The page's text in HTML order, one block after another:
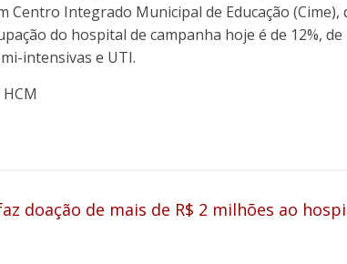
Centro Integrado Municipal de Educação
do hospital de campanha hoje é de 12%,
intensivas e UTI.
doação de mais de R$ 2 milhões ao